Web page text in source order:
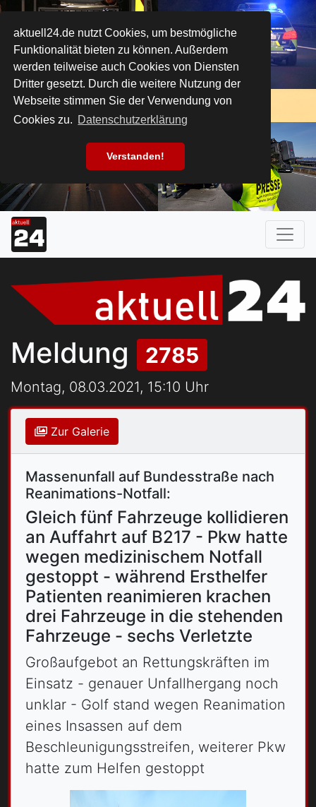
aktuell24.de nutzt Cookies, um bestmögliche
Funktionalität bieten zu können. Außerdem
werden teilweise auch Cookies von Diensten
Dritter gesetzt. Durch die weitere Nutzung der
Webseite stimmen Sie der Verwendung von
Cookies zu. Datenschutzerklärung
Verstanden!
Meldung 2785
Montag, 08.03.2021, 15:10 Uhr
Zur Galerie
Massenunfall auf Bundesstraße nach
Reanimations-Notfall:
Gleich fünf Fahrzeuge kollidieren
an Auffahrt auf B217 - Pkw hatte
wegen medizinischem Notfall
gestoppt - während Ersthelfer
Patienten reanimieren krachen
drei Fahrzeuge in die stehenden
Fahrzeuge - sechs Verletzte
Großaufgebot an Rettungskräften im
Einsatz - genauer Unfallhergang noch
unklar - Golf stand wegen Reanimation
eines Insassen auf dem
Beschleunigungsstreifen, weiterer Pkw
hatte zum Helfen gestoppt